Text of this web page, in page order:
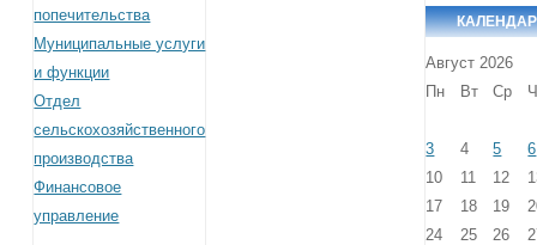
попечительства
Муниципальные услуги
и функции
Отдел
сельскохозяйственного
производства
Финансовое
управление
Август 2026
Пн
Вт Ср
3 4 5
6
10
11 12
17
18 19
24
25 26